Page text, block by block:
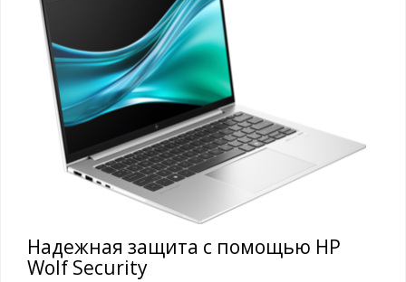
Надежная защита с помощью HP
Wolf Security